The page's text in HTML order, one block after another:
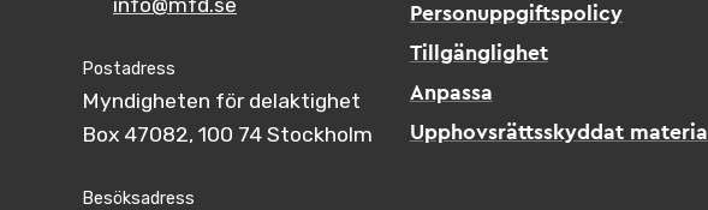
info@mfd.se
Postadress
Myndigheten för delaktighet
Box 47082, 100 74 Stockholm
Besöksadress
Personuppgiftspolicy
Tillgänglighet
Anpassa
Upphovsrättsskyddat material